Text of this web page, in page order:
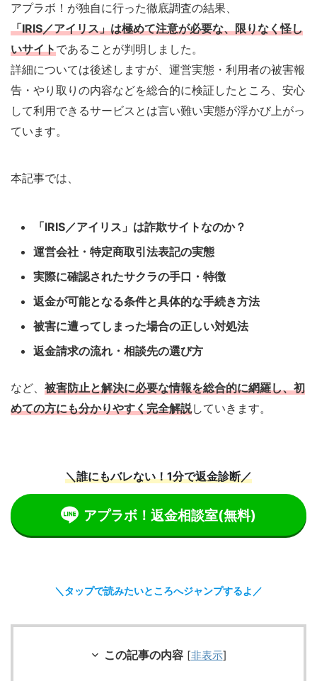
アプラボ！が独自に行った徹底調査の結果、
「IRIS／アイリス」は極めて注意が必要な、限りなく怪し
いサイトであることが判明しました。
詳細については後述しますが、運営実態・利用者の被害報
告・やり取りの内容などを総合的に検証したところ、安心
して利用できるサービスとは言い難い実態が浮かび上がっ
ています。
本記事では、
「IRIS／アイリス」は詐欺サイトなのか？
運営会社・特定商取引法表記の実態
実際に確認されたサクラの手口・特徴
返金が可能となる条件と具体的な手続き方法
被害に遭ってしまった場合の正しい対処法
返金請求の流れ・相談先の選び方
など、 被害防止と解決に必要な情報を総合的に網羅し、初
めての方にも分かりやすく完全解説していきます。
＼誰にもバレない！1分で返金診断／
アプラボ！返金相談室(無料)
＼タップで読みたいところへジャンプするよ／
この記事の内容 [非表示]